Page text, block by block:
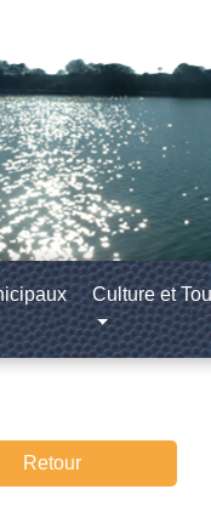
Culture et
Retour